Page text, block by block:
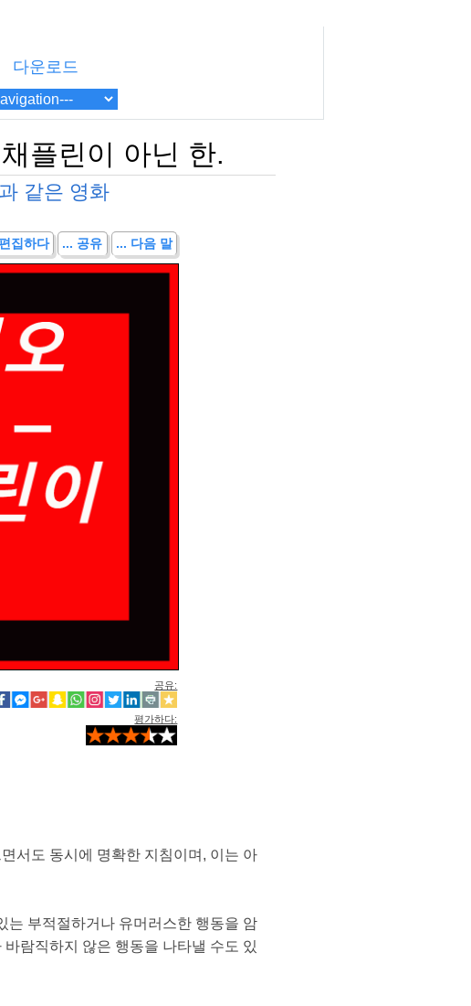
다운로드
플린이 아닌 한.
같은 영화
집하다 ... 공유 ... 다음 말
공유:
평가하다:
서도 동시에 명확한 지침이며, 이는 아
는 부적절하거나 유머러스한 행동을 암
람직하지 않은 행동을 나타낼 수도 있